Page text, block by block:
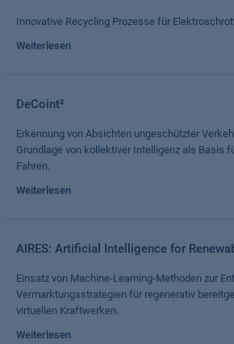
Innovative Recycling Prozesse für
Weiterlesen
DeCoint²
Erkennung von Absichten ungeschützter
Grundlage von kollektiver Intelligenz als Basis
Fahren.
Weiterlesen
AIRES: Artificial Intelligence for
Einsatz von Machine-Learning-Methoden zur
Vermarktungsstrategien für regenerativ
virtuellen Kraftwerken.
Weiterlesen